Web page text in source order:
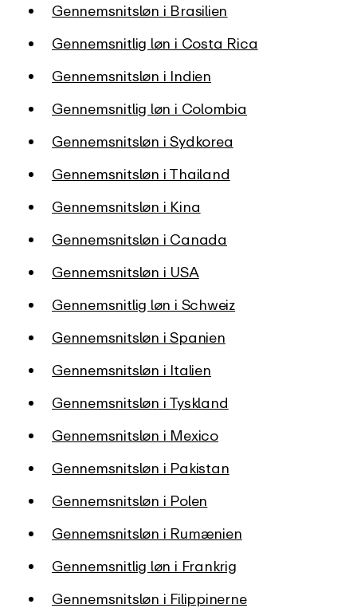
Gennemsnitsløn i Brasilien
Gennemsnitlig løn i Costa Rica
Gennemsnitsløn i Indien
Gennemsnitlig løn i Colombia
Gennemsnitsløn i Sydkorea
Gennemsnitsløn i Thailand
Gennemsnitsløn i Kina
Gennemsnitsløn i Canada
Gennemsnitsløn i USA
Gennemsnitlig løn i Schweiz
Gennemsnitsløn i Spanien
Gennemsnitsløn i Italien
Gennemsnitsløn i Tyskland
Gennemsnitsløn i Mexico
Gennemsnitsløn i Pakistan
Gennemsnitsløn i Polen
Gennemsnitsløn i Rumænien
Gennemsnitlig løn i Frankrig
Gennemsnitsløn i Filippinerne